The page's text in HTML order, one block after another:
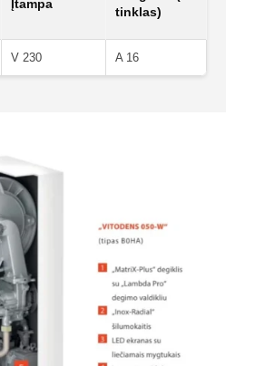
Įtampa
tinklas)
V 230 A 16